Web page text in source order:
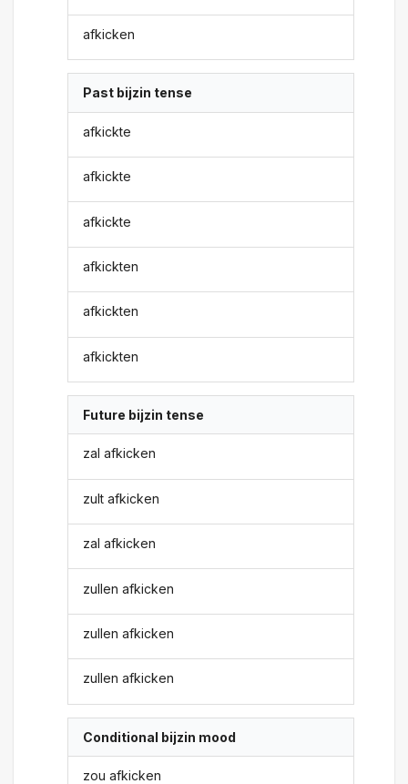
afkicken
Past bijzin tense
afkickte
afkickte
afkickte
afkickten
afkickten
afkickten
Future bijzin tense
zal afkicken
zult afkicken
zal afkicken
zullen afkicken
zullen afkicken
zullen afkicken
Conditional bijzin mood
zou afkicken